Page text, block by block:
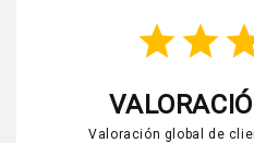
starstar
Valoración global de